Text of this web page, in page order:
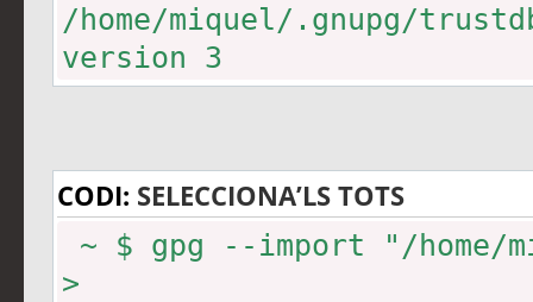
/home/miquel/.gnupg/
version 3
CODI: SELECCIONA’LS TOTS
~ $ gpg --import "/home/
>